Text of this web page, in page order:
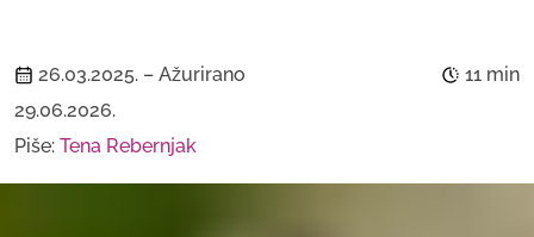
26.03.2025. – Ažurirano
29.06.2026.
Piše: Tena Rebernjak
11 min